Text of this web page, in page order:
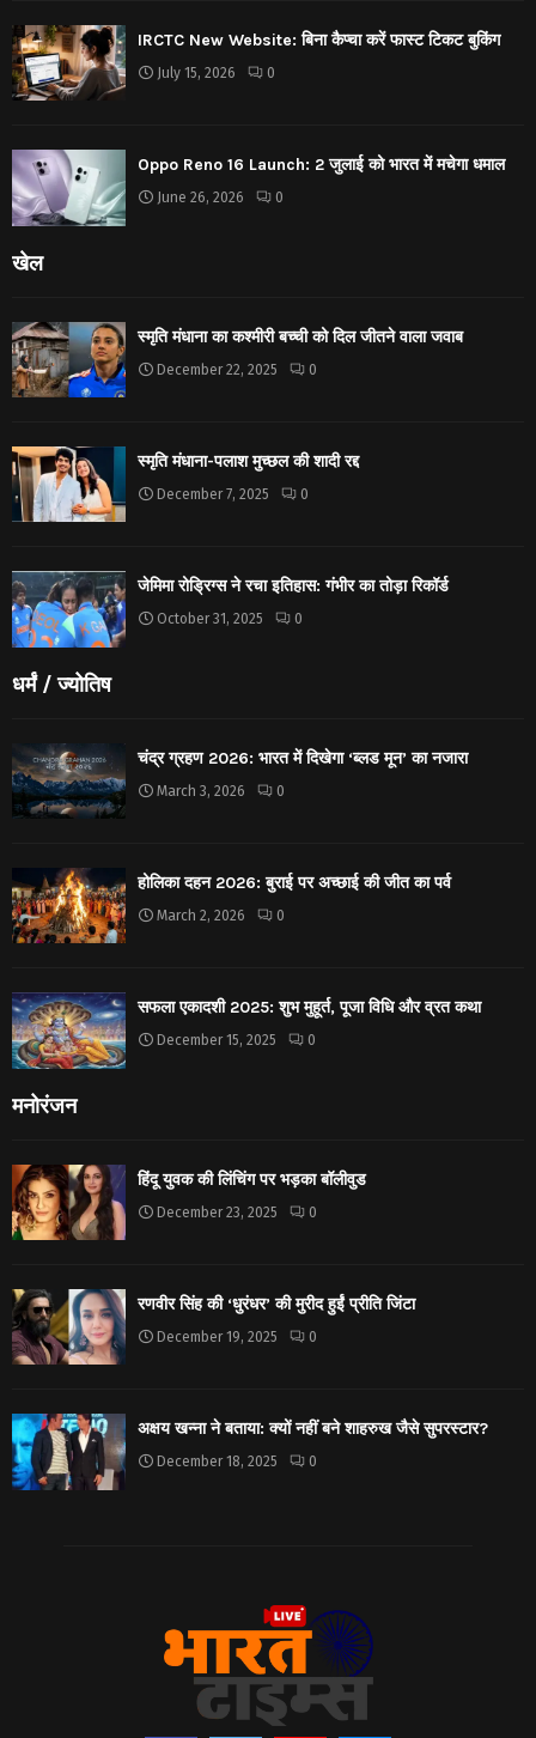
IRCTC New Website: बिना कैप्चा करें फास्ट टिकट बुकिंग
July 15, 2026 0
Oppo Reno 16 Launch: 2 जुलाई को भारत में मचेगा धमाल
June 26, 2026 0
खेल
स्मृति मंधाना का कश्मीरी बच्ची को दिल जीतने वाला जवाब
December 22, 2025 0
स्मृति मंधाना-पलाश मुच्छल की शादी रद्द
December 7, 2025 0
जेमिमा रोड्रिग्स ने रचा इतिहास: गंभीर का तोड़ा रिकॉर्ड
October 31, 2025 0
धर्मं / ज्योतिष
चंद्र ग्रहण 2026: भारत में दिखेगा ‘ब्लड मून’ का नजारा
March 3, 2026 0
होलिका दहन 2026: बुराई पर अच्छाई की जीत का पर्व
March 2, 2026 0
सफला एकादशी 2025: शुभ मुहूर्त, पूजा विधि और व्रत कथा
December 15, 2025 0
मनोरंजन
हिंदू युवक की लिंचिंग पर भड़का बॉलीवुड
December 23, 2025 0
रणवीर सिंह की ‘धुरंधर’ की मुरीद हुईं प्रीति जिंटा
December 19, 2025 0
अक्षय खन्ना ने बताया: क्यों नहीं बने शाहरुख जैसे सुपरस्टार?
December 18, 2025 0